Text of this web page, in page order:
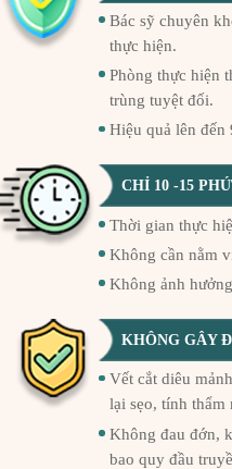
Bác sỹ chuyên
thực hiện.
Phòng thực hiện
trùng tuyệt đối.
Hiệu quả lên đến
CHỈ 10 -15
Thời gian thực
Không cần nằm
Không ảnh
KHÔNG GÂY
Vết cắt diêu
lại sẹo, tính thẩm
Không đau đớn,
bao quy đầu